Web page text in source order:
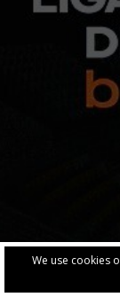
We use cookies